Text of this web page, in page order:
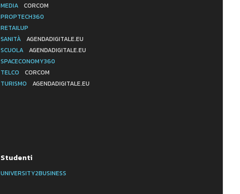
MEDIA
CORCOM
PROPTECH360
RETAILUP
SANITÀ
AGENDADIGITALE.EU
SCUOLA
AGENDADIGITALE.EU
SPACECONOMY360
TELCO
CORCOM
TURISMO
AGENDADIGITALE.EU
Studenti
UNIVERSITY2BUSINESS